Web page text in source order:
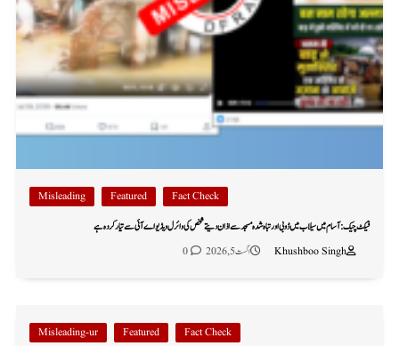
Fact Check
Featured
Misleading
فیکٹ چیک: آسام میں سیلاب میں ڈوبی اور تباہ شدہ مسجد سے اذان دیتے شخص کی وائرل ویڈیو اے آئی سے تیار کردہ ہے
Khushboo Singh
اگست 5, 2026 0
Fact Check
Featured
Misleading-ur